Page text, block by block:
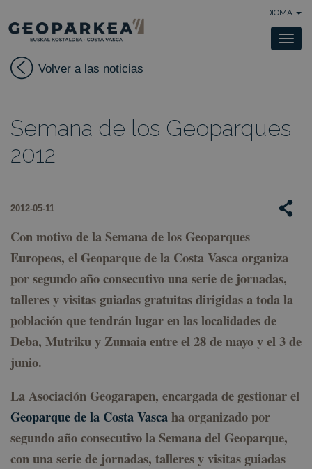
IDIOMA
Volver a las noticias
Semana de los Geoparques
2012
2012-05-11
Con motivo de la Semana de los Geoparques
Europeos, el Geoparque de la Costa Vasca organiza
por segundo año consecutivo una serie de jornadas,
talleres y visitas guiadas gratuitas dirigidas a toda la
población que tendrán lugar en las localidades de
Deba, Mutriku y Zumaia entre el 28 de mayo y el 3 de
junio.
La Asociación Geogarapen, encargada de gestionar el
Geoparque de la Costa Vascaha organizado por
segundo año consecutivo laSemana del Geoparque,
con una serie de jornadas, talleres y visitas guiadas